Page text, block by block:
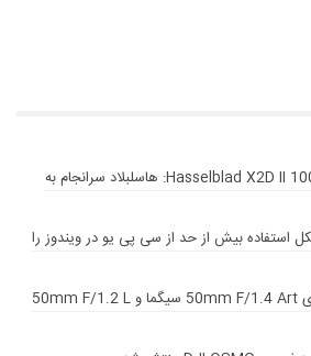
بررسی Hasselblad X2D II 100C: هاسلبلاد سرانجام به
استفاده بیش از حد از سی پی یو در ویندوز را
مقایسه لنز‌های 50mm F/1.4 Art سیگما و 50mm F/1.2 L